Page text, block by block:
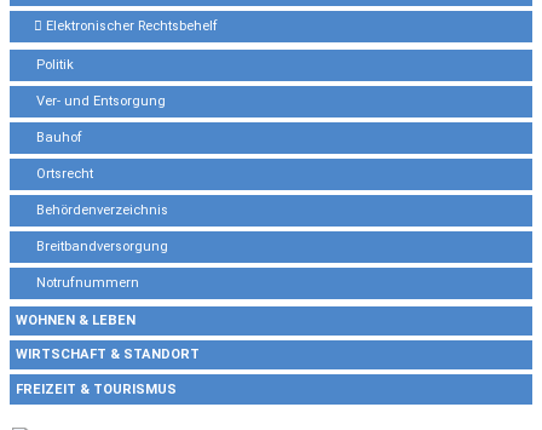
Elektronischer Rechtsbehelf
Politik
Ver- und Entsorgung
Bauhof
Ortsrecht
Behördenverzeichnis
Breitbandversorgung
Notrufnummern
WOHNEN & LEBEN
WIRTSCHAFT & STANDORT
FREIZEIT & TOURISMUS